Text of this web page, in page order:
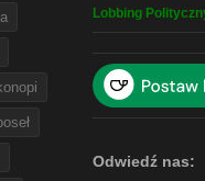
Lobbing
Odwiedź nas: